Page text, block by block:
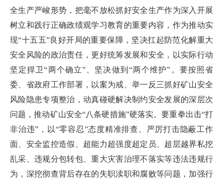
全生产严峻形势，把毫不放松抓好安全生产作为深入开展
树立和践行正确政绩观学习教育的重要内容，作为推动实
现“十五五”良好开局的重要保障，坚决扛起防范化解重大
安全风险的政治责任，更好统筹发展和安全，以实际行动
坚定捍卫“两个确立”、坚决做到“两个维护”。要按照省
委、省政府工作部署，以案为戒、举一反三抓好矿山安全
风险隐患专项整治，动真碰硬解决制约安全发展的深层次
问题，推动矿山安全“八条硬措施”硬落实。要重拳出击“打
非治违”，以“零容忍”态度精准排查、严厉打击隐蔽工作
面、安全监控造假、超能力超强度超定员、超层越界私挖
乱采、违规分包转包、重大灾害治理不落实等违法违规行
为，深挖彻查背后存在的失职渎职和腐败等问题，加强行